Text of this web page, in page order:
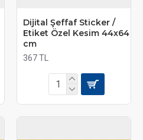
Dijital Şeffaf Sticker /
Etiket Özel Kesim 44x64
cm
367 TL